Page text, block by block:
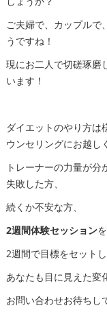
ご夫婦で、カップルで
うですね！
現にお二人で切磋琢磨
います！
ダイエットのやり方は
ウンセリングにお越し
トレーナーの力量が
失敗した方、
続くか不安な方、
2週間体験セッション
2週間で目標をセット
あなたも目に見えた変
お問い合わせお待ちし